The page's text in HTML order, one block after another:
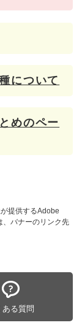
について
めのペー
提供するAdobe
バナーのリンク先
ある質問